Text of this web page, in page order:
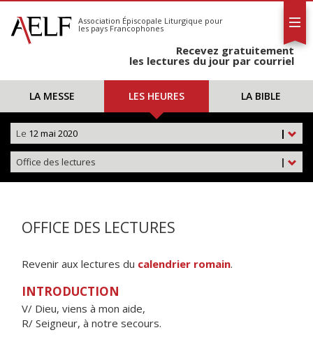
S'abonner
Calendrier
Association Épiscopale Liturgique pour
les pays Francophones
Recevez gratuitement
les lectures du jour par courriel
LA MESSE LES HEURES LA BIBLE
|
Le 12 mai 2020
|
Office des lectures
OFFICE DES LECTURES
Revenir aux lectures du calendrier romain.
INTRODUCTION
V/ Dieu, viens à mon aide,
R/ Seigneur, à notre secours.